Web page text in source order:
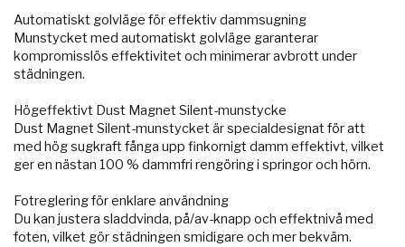
Automatiskt golvläge för effektiv dammsugning
Munstycket med automatiskt golvläge garanterar
kompromisslös effektivitet och minimerar avbrott under
städningen.
Högeffektivt Dust Magnet Silent-munstycke
Dust Magnet Silent-munstycket är specialdesignat för att
med hög sugkraft fånga upp finkornigt damm effektivt, vilket
ger en nästan 100 % dammfri rengöring i springor och hörn.
Fotreglering för enklare användning
Du kan justera sladdvinda, på/av-knapp och effektnivå med
foten, vilket gör städningen smidigare och mer bekväm.